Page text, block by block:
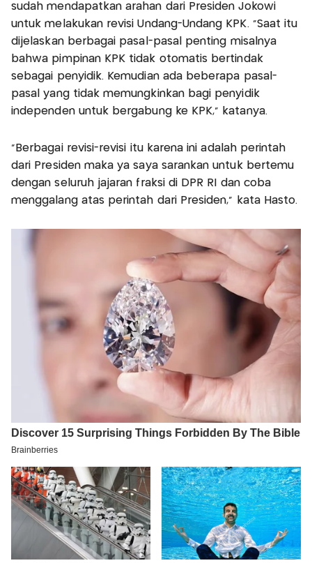
sudah mendapatkan arahan dari Presiden Jokowi
untuk melakukan revisi Undang-Undang KPK. “Saat itu
dijelaskan berbagai pasal-pasal penting misalnya
bahwa pimpinan KPK tidak otomatis bertindak
sebagai penyidik. Kemudian ada beberapa pasal-
pasal yang tidak memungkinkan bagi penyidik
independen untuk bergabung ke KPK,” katanya.
“Berbagai revisi-revisi itu karena ini adalah perintah
dari Presiden maka ya saya sarankan untuk bertemu
dengan seluruh jajaran fraksi di DPR RI dan coba
menggalang atas perintah dari Presiden,” kata Hasto.